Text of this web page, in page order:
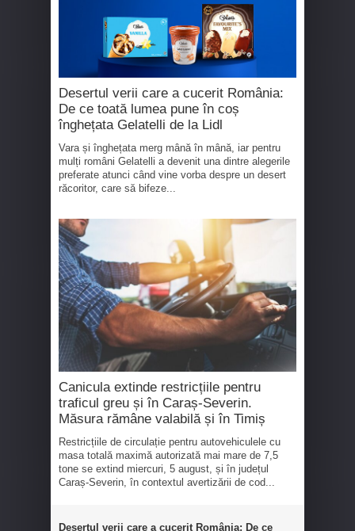
Desertul verii care a cucerit România:
De ce toată lumea pune în coș
înghețata Gelatelli de la Lidl
Vara și înghețata merg mână în mână, iar pentru
mulți români Gelatelli a devenit una dintre alegerile
preferate atunci când vine vorba despre un desert
răcoritor, care să bifeze...
Canicula extinde restricțiile pentru
traficul greu și în Caraș-Severin.
Măsura rămâne valabilă și în Timiș
Restricțiile de circulație pentru autovehiculele cu
masa totală maximă autorizată mai mare de 7,5
tone se extind miercuri, 5 august, și în județul
Caraș-Severin, în contextul avertizării de cod...
Desertul verii care a cucerit România: De ce